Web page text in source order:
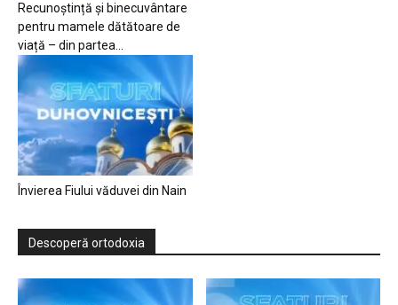
Recunoștință și binecuvântare
pentru mamele dătătoare de
viață – din partea...
Învierea Fiului văduvei din Nain
Descoperă ortodoxia